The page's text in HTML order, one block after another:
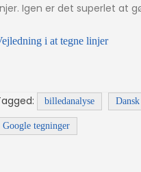
Igen er det superlet at
i at tegne linjer
billedanalyse Dansk
Google tegninger